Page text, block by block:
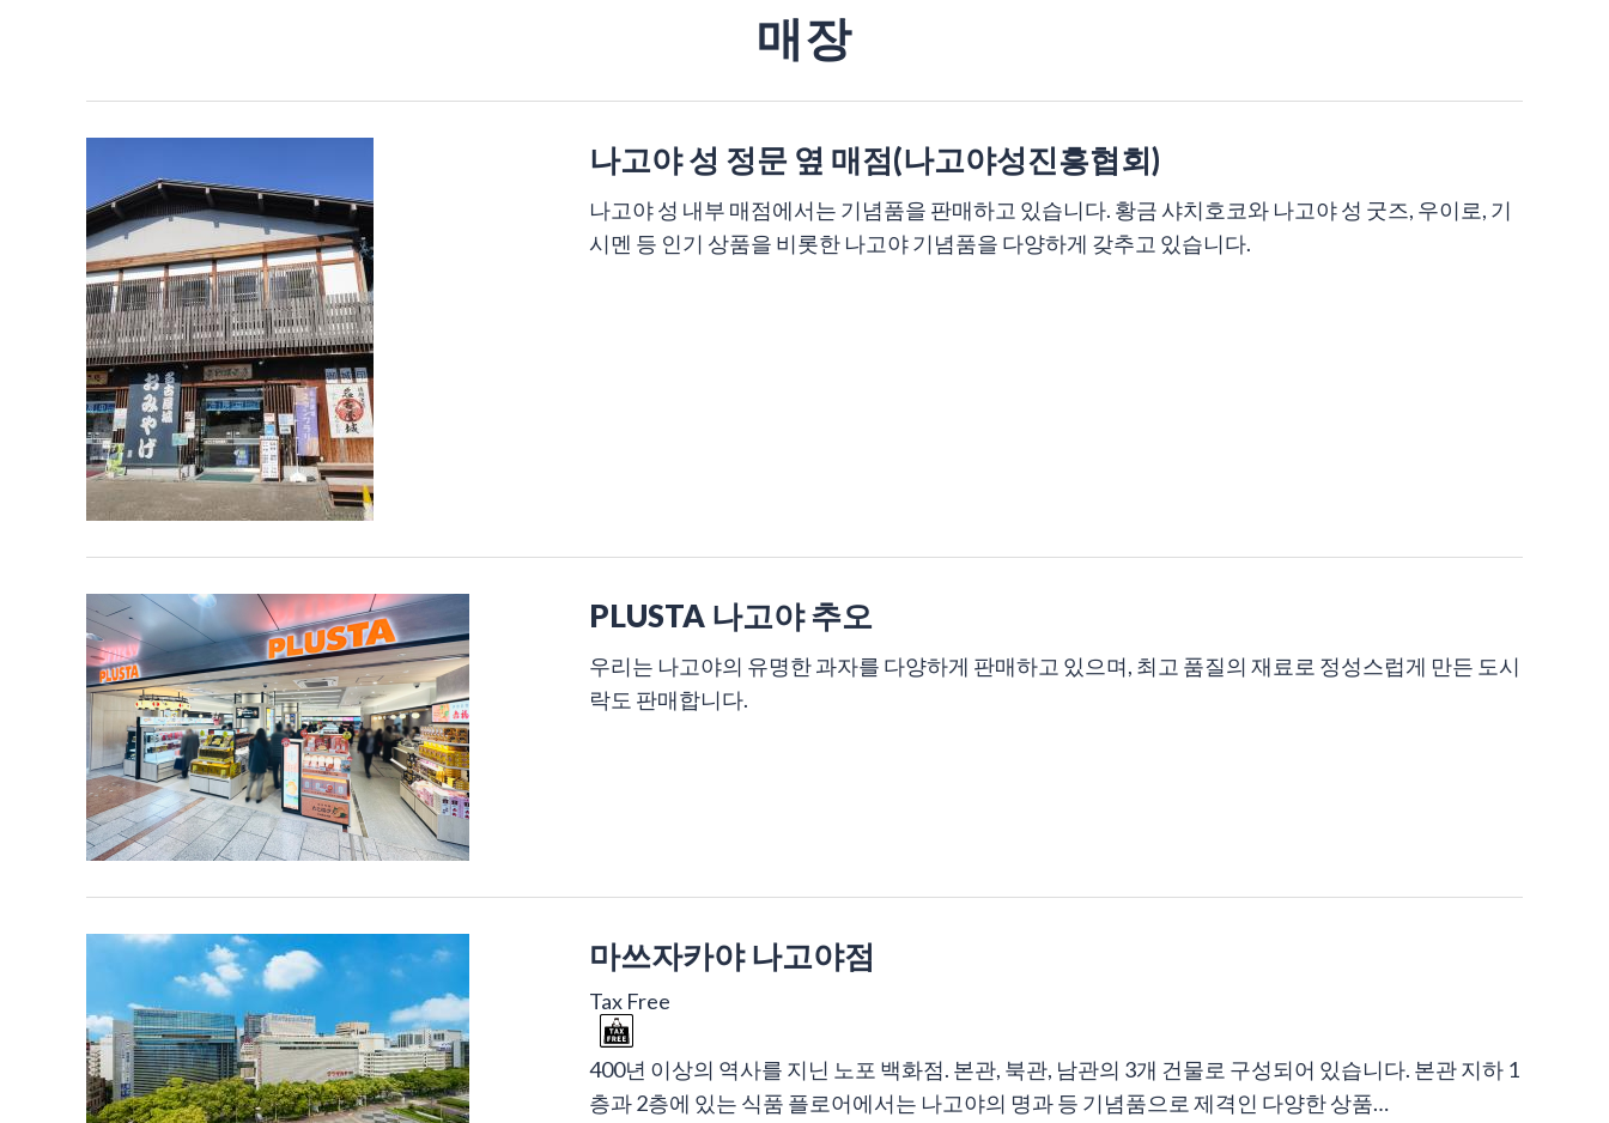
매장
나고야 성 정문 옆 매점(나고야성진흥협회)
나고야 성 내부 매점에서는 기념품을 판매하고 있습니다. 황금 샤치호코와 나고야 성 굿즈, 우이로, 기
시멘 등 인기 상품을 비롯한 나고야 기념품을 다양하게 갖추고 있습니다.
PLUSTA 나고야 추오
우리는 나고야의 유명한 과자를 다양하게 판매하고 있으며, 최고 품질의 재료로 정성스럽게 만든 도시
락도 판매합니다.
마쓰자카야 나고야점
Tax Free
400년 이상의 역사를 지닌 노포 백화점. 본관, 북관, 남관의 3개 건물로 구성되어 있습니다. 본관 지하 1
층과 2층에 있는 식품 플로어에서는 나고야의 명과 등 기념품으로 제격인 다양한 상품…